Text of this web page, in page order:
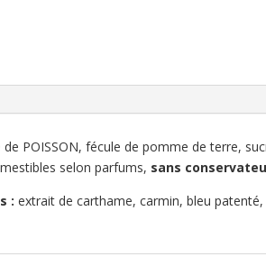
POISSON, fécule de pomme de terre,
selon parfums, sans
: extrait de carthame, carmin, bleu